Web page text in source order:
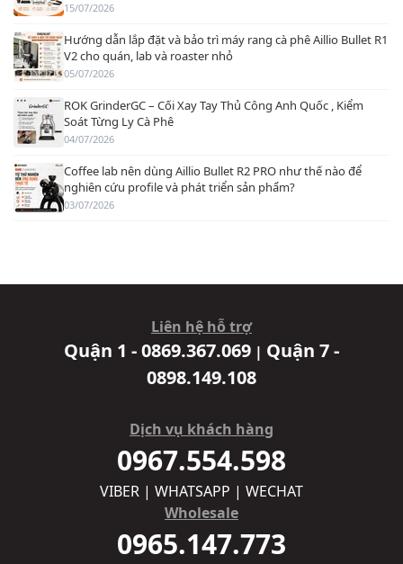
15/07/2026
Hướng dẫn lắp đặt và bảo trì máy rang cà phê Aillio Bullet R1
V2 cho quán, lab và roaster nhỏ
05/07/2026
ROK GrinderGC – Cối Xay Tay Thủ Công Anh Quốc , Kiểm
Soát Từng Ly Cà Phê
04/07/2026
Coffee lab nên dùng Aillio Bullet R2 PRO như thế nào để
nghiên cứu profile và phát triển sản phẩm?
03/07/2026
Liên hệ hỗ trợ
Quận 1 - 0869.367.069 | Quận 7 -
0898.149.108
Dịch vụ khách hàng
0967.554.598
VIBER | WHATSAPP | WECHAT
Wholesale
0965.147.773